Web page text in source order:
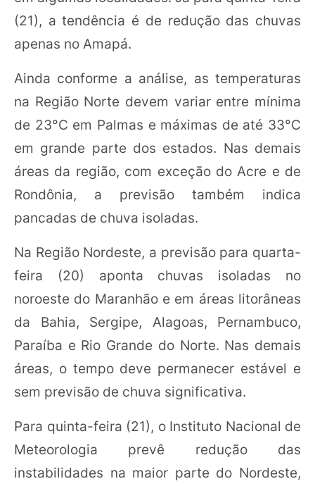
(21), a tendência é de redução das chuvas
apenas no Amapá.
Ainda conforme a análise, as temperaturas
na Região Norte devem variar entre mínima
de 23°C em Palmas e máximas de até 33°C
em grande parte dos estados. Nas demais
áreas da região, com exceção do Acre e de
Rondônia, a previsão também indica
pancadas de chuva isoladas.
Na Região Nordeste, a previsão para quarta-
feira (20) aponta chuvas isoladas no
noroeste do Maranhão e em áreas litorâneas
da Bahia, Sergipe, Alagoas, Pernambuco,
Paraíba e Rio Grande do Norte. Nas demais
áreas, o tempo deve permanecer estável e
sem previsão de chuva significativa.
Para quinta-feira (21), o Instituto Nacional de
Meteorologia prevê redução das
instabilidades na maior parte do Nordeste,